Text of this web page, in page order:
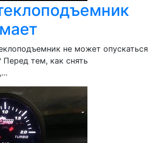
не может опускаться
Перед тем, как снять